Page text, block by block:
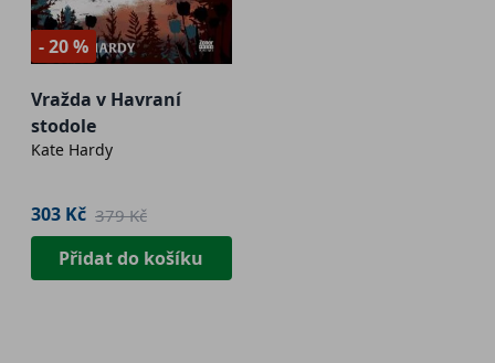
- 20 %
Vražda v Havraní
stodole
Kate Hardy
303 Kč 379 Kč
Přidat do košíku